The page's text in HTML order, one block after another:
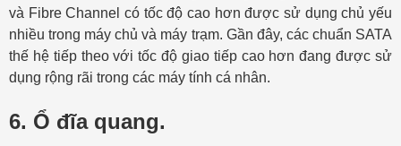
và Fibre Channel có tốc độ cao hơn được sử dụng chủ yếu
nhiều trong máy chủ và máy trạm. Gần đây, các chuẩn SATA
thế hệ tiếp theo với tốc độ giao tiếp cao hơn đang được sử
dụng rộng rãi trong các máy tính cá nhân.
6. Ổ đĩa quang.